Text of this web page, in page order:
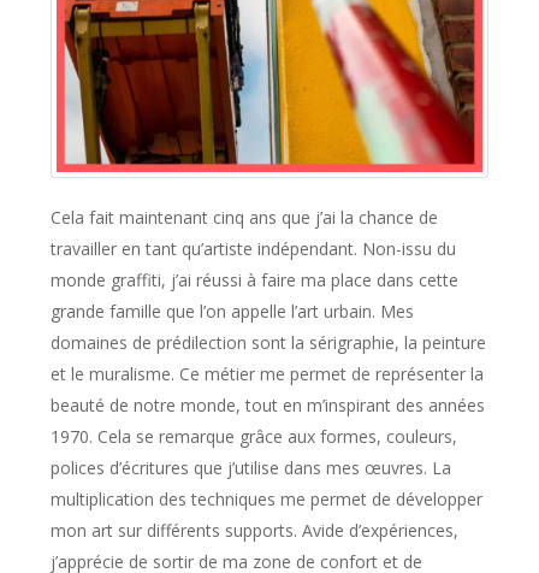
Cela fait maintenant cinq ans que j’ai la chance de
travailler en tant qu’artiste indépendant. Non-issu du
monde graffiti, j’ai réussi à faire ma place dans cette
grande famille que l’on appelle l’art urbain. Mes
domaines de prédilection sont la sérigraphie, la peinture
et le muralisme. Ce métier me permet de représenter la
beauté de notre monde, tout en m’inspirant des années
1970. Cela se remarque grâce aux formes, couleurs,
polices d’écritures que j’utilise dans mes œuvres. La
multiplication des techniques me permet de développer
mon art sur différents supports. Avide d’expériences,
j’apprécie de sortir de ma zone de confort et de